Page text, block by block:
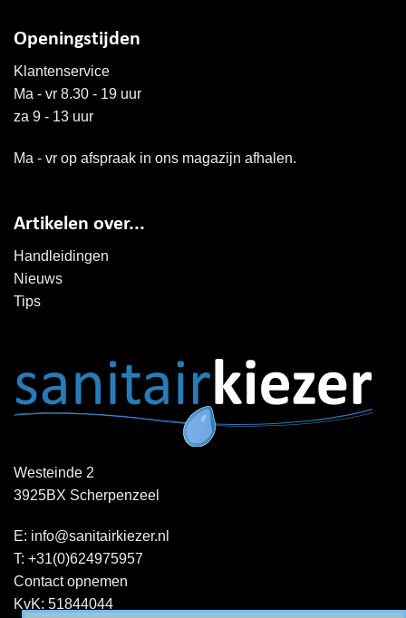
Openingstijden
Klantenservice
Ma - vr 8.30 - 19 uur
za 9 - 13 uur
Ma - vr op afspraak in ons magazijn afhalen.
Artikelen over...
Handleidingen
Nieuws
Tips
Westeinde 2
3925BX Scherpenzeel
E: info@sanitairkiezer.nl
T: +31(0)624975957
Contact opnemen
KvK: 51844044